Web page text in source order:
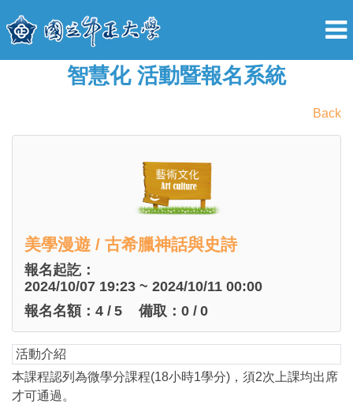
智慧化 活動暨報名系統
Back
美學漫遊 / 古希臘神話與史詩
報名起訖：
2024/10/07 19:23 ~ 2024/10/11 00:00
報名名額： 4 / 5 備取： 0 / 0
活動介紹
本課程認列為微學分課程(18小時1學分)，須2次上課均出席
才可通過。